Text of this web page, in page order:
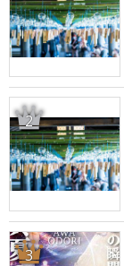
2
3